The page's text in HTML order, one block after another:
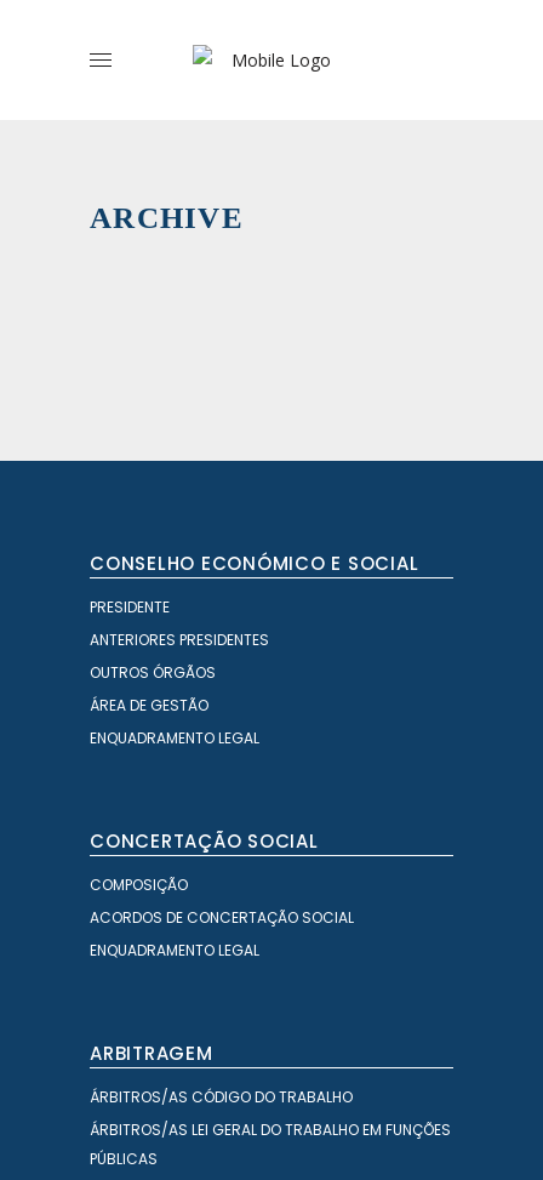
ARCHIVE
CONSELHO ECONÓMICO E SOCIAL
PRESIDENTE
ANTERIORES PRESIDENTES
OUTROS ÓRGÃOS
ÁREA DE GESTÃO
ENQUADRAMENTO LEGAL
CONCERTAÇÃO SOCIAL
COMPOSIÇÃO
ACORDOS DE CONCERTAÇÃO SOCIAL
ENQUADRAMENTO LEGAL
ARBITRAGEM
ÁRBITROS/AS CÓDIGO DO TRABALHO
ÁRBITROS/AS LEI GERAL DO TRABALHO EM FUNÇÕES
PÚBLICAS